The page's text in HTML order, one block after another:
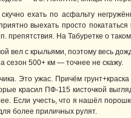
ехать по асфальту
выехать просто
препятствия. На Табуретке о
вел с крыльями, поэтому весь
сезон 500+ км — точнее не скажу.
Это ужас. Причём
красил ПФ-115 кисточкой
Если учесть, что я нашёл
более приличных рулят.